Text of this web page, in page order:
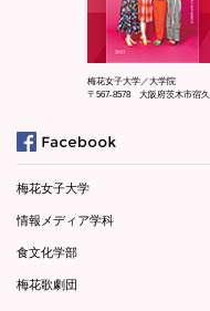
梅花女子大学／大学院
〒567-8578 大阪府茨木市宿久
梅花女子大学
情報メディア学科
食文化学部
梅花歌劇団